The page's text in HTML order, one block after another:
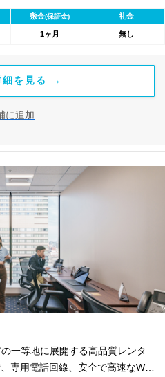
付サービス付きで即日ビジネス開
室やコワーキングスペースも利
、柔軟な働き方に対応します。
敷金(保証金) 礼金
1ヶ月 無し
細を見る →
に追加
一等地に展開する高品質レンタ
専用電話回線、安全で高速なWi-